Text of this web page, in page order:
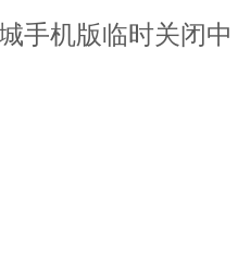
手机版临时关闭